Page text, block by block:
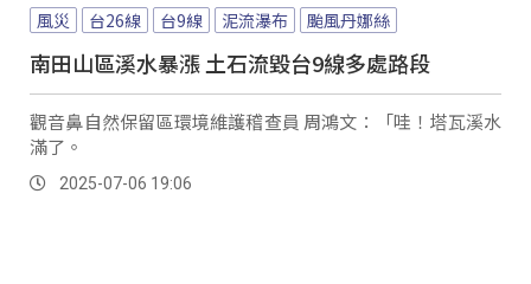
風災 台26線 台9線 泥流瀑布 颱風丹娜絲
南田山區溪水暴漲 土石流毀台9線多處路段
觀音鼻自然保留區環境維護稽查員 周鴻文：「哇！塔瓦溪水
滿了。
2025-07-06 19:06